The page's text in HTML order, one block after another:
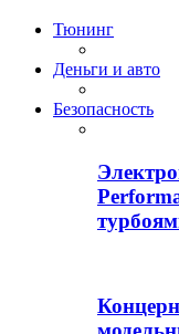
Тюнинг
Деньги и авто
Безопасность